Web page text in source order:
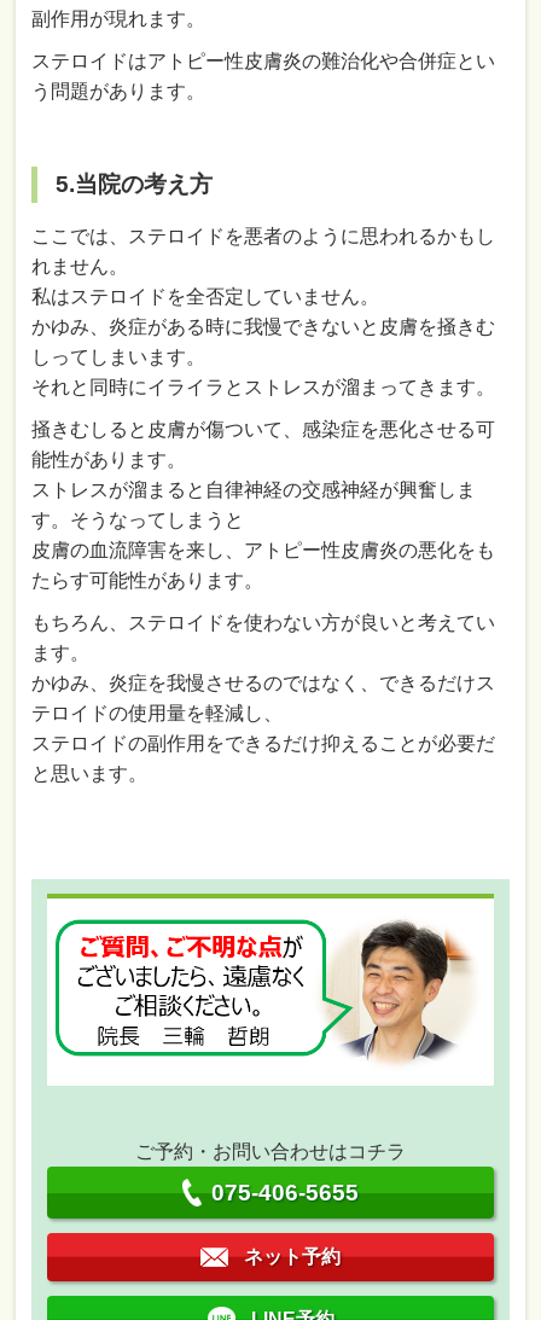
副作用が現れます。
ステロイドはアトピー性皮膚炎の難治化や合併症とい
う問題があります。
5.当院の考え方
ここでは、ステロイドを悪者のように思われるかもし
れません。
私はステロイドを全否定していません。
かゆみ、炎症がある時に我慢できないと皮膚を掻きむ
しってしまいます。
それと同時にイライラとストレスが溜まってきます。
掻きむしると皮膚が傷ついて、感染症を悪化させる可
能性があります。
ストレスが溜まると自律神経の交感神経が興奮しま
す。そうなってしまうと
皮膚の血流障害を来し、アトピー性皮膚炎の悪化をも
たらす可能性があります。
もちろん、ステロイドを使わない方が良いと考えてい
ます。
かゆみ、炎症を我慢させるのではなく、できるだけス
テロイドの使用量を軽減し、
ステロイドの副作用をできるだけ抑えることが必要だ
と思います。
ご予約・お問い合わせはコチラ
075-406-5655
ネット予約